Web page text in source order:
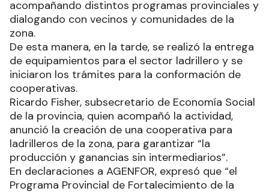
acompañando distintos programas provinciales y
dialogando con vecinos y comunidades de la
zona.
De esta manera, en la tarde, se realizó la entrega
de equipamientos para el sector ladrillero y se
iniciaron los trámites para la conformación de
cooperativas.
Ricardo Fisher, subsecretario de Economía Social
de la provincia, quien acompañó la actividad,
anunció la creación de una cooperativa para
ladrilleros de la zona, para garantizar “la
producción y ganancias sin intermediarios”.
En declaraciones a AGENFOR, expresó que “el
Programa Provincial de Fortalecimiento de la